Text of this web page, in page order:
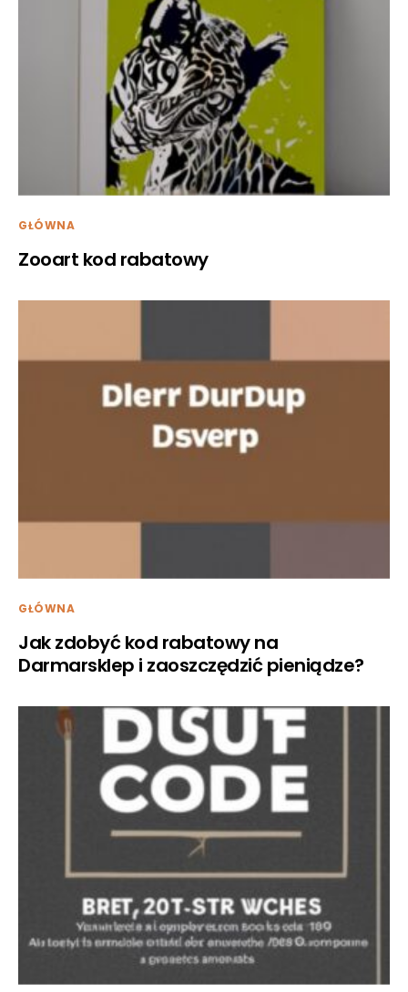
GŁÓWNA
Zooart kod rabatowy
GŁÓWNA
Jak zdobyć kod rabatowy na
Darmarsklep i zaoszczędzić pieniądze?